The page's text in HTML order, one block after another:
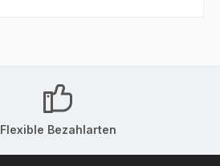
Flexible Bezahlarten